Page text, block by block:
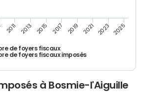
de foyers fiscaux
de foyers fiscaux imposés
2011 2013 2015 2017 2019 2021 2023 2025
à Bosmie-l'Aiguille